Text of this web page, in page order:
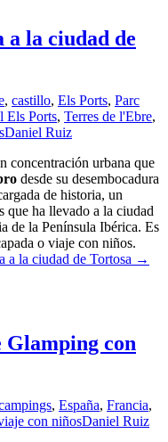
a la ciudad de
, castillo, Els Ports, Parc
Els Ports, Terres de l'Ebre,
Daniel Ruiz
concentración urbana que
desde su desembocadura
de historia, un
que ha llevado a la ciudad
de la Península Ibérica. Es
o viaje con niños.
a la ciudad de Tortosa →
Glamping con
, España, Francia,
con niñosDaniel Ruiz